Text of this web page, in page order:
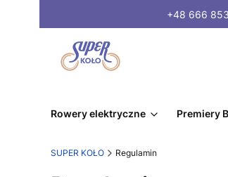
+48 666
Rowery elektryczne Premiery
SUPER KOŁO Regulamin